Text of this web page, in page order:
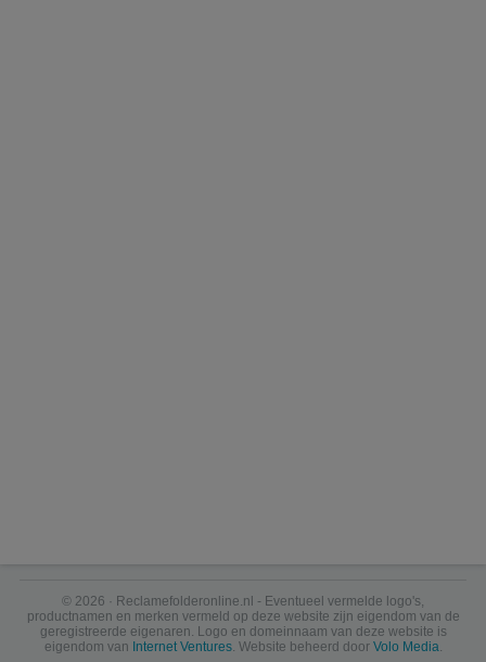
© 2026 · Reclamefolderonline.nl - Eventueel vermelde logo's,
productnamen en merken vermeld op deze website zijn eigendom van de
geregistreerde eigenaren. Logo en domeinnaam van deze website is
eigendom van Internet Ventures. Website beheerd door Volo Media.